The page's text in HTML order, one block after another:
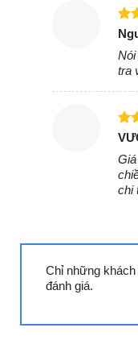
Kích thước
Gas
Cùng Chủ
sao
Nói
tra
sao
chi
Chỉ những
đánh giá.